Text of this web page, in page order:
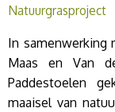
Natuurgrasproject
In samenwerking
Maas en Van
Paddestoelen
maaisel van